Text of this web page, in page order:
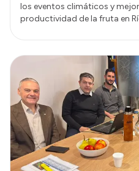
los eventos climáticos y
productividad de la fruta en